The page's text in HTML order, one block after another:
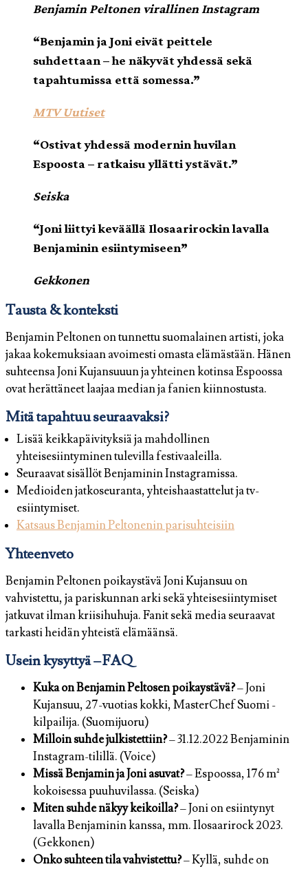
Benjamin Peltonen virallinen Instagram
“Benjamin ja Joni eivät peittele
suhdettaan – he näkyvät yhdessä sekä
tapahtumissa että somessa.”
MTV Uutiset
“Ostivat yhdessä modernin huvilan
Espoosta – ratkaisu yllätti ystävät.”
Seiska
“Joni liittyi keväällä Ilosaarirockin lavalla
Benjaminin esiintymiseen”
Gekkonen
Tausta & konteksti
Benjamin Peltonen on tunnettu suomalainen artisti, joka
jakaa kokemuksiaan avoimesti omasta elämästään. Hänen
suhteensa Joni Kujansuuun ja yhteinen kotinsa Espoossa
ovat herättäneet laajaa median ja fanien kiinnostusta.
Mitä tapahtuu seuraavaksi?
Lisää keikkapäivityksiä ja mahdollinen
yhteisesiintyminen tulevilla festivaaleilla.
Seuraavat sisällöt Benjaminin Instagramissa.
Medioiden jatkoseuranta, yhteishaastattelut ja tv-
esiintymiset.
Katsaus Benjamin Peltonenin parisuhteisiin
Yhteenveto
Benjamin Peltonen poikaystävä Joni Kujansuu on
vahvistettu, ja pariskunnan arki sekä yhteisesiintymiset
jatkuvat ilman kriisihuhuja. Fanit sekä media seuraavat
tarkasti heidän yhteistä elämäänsä.
Usein kysyttyä – FAQ
Kuka on Benjamin Peltosen poikaystävä?– Joni
Kujansuu, 27-vuotias kokki, MasterChef Suomi -
kilpailija. (Suomijuoru)
Milloin suhde julkistettiin?– 31.12.2022 Benjaminin
Instagram-tilillä. (Voice)
Missä Benjamin ja Joni asuvat?– Espoossa, 176 m²
kokoisessa puuhuvilassa. (Seiska)
Miten suhde näkyy keikoilla?– Joni on esiintynyt
lavalla Benjaminin kanssa, mm. Ilosaarirock 2023.
(Gekkonen)
Onko suhteen tila vahvistettu?– Kyllä, suhde on